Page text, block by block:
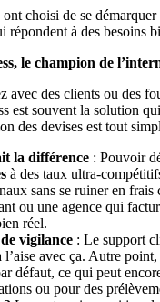
ont choisi de se
répondent à des besoins
le champion de
avec des clients ou des
est souvent la solution
des devises est tout
la différence : Pouvoir
à des taux ultra-
sans se ruiner en frais
ou une agence qui
réel.
vigilance : Le support
l’aise avec ça. Autre
défaut, ce qui peut
ou pour des